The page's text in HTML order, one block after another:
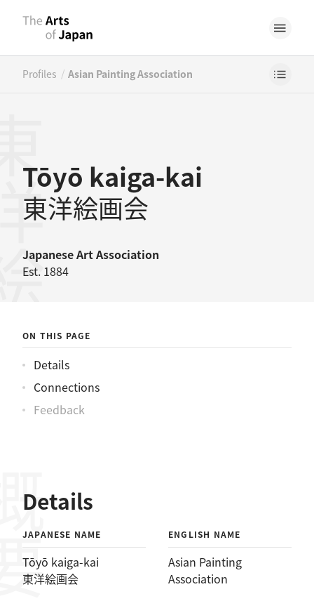
Profiles / Asian Painting Association
Tōyō kaiga-kai
東洋絵画会
JapaneseArt Association
Est. 1884
会
ON THIS PAGE
Details
Connections
Feedback
Details
JAPANESE NAME
Tōyō kaiga-kai
東洋絵画会
ENGLISH NAME
Asian Painting
Association